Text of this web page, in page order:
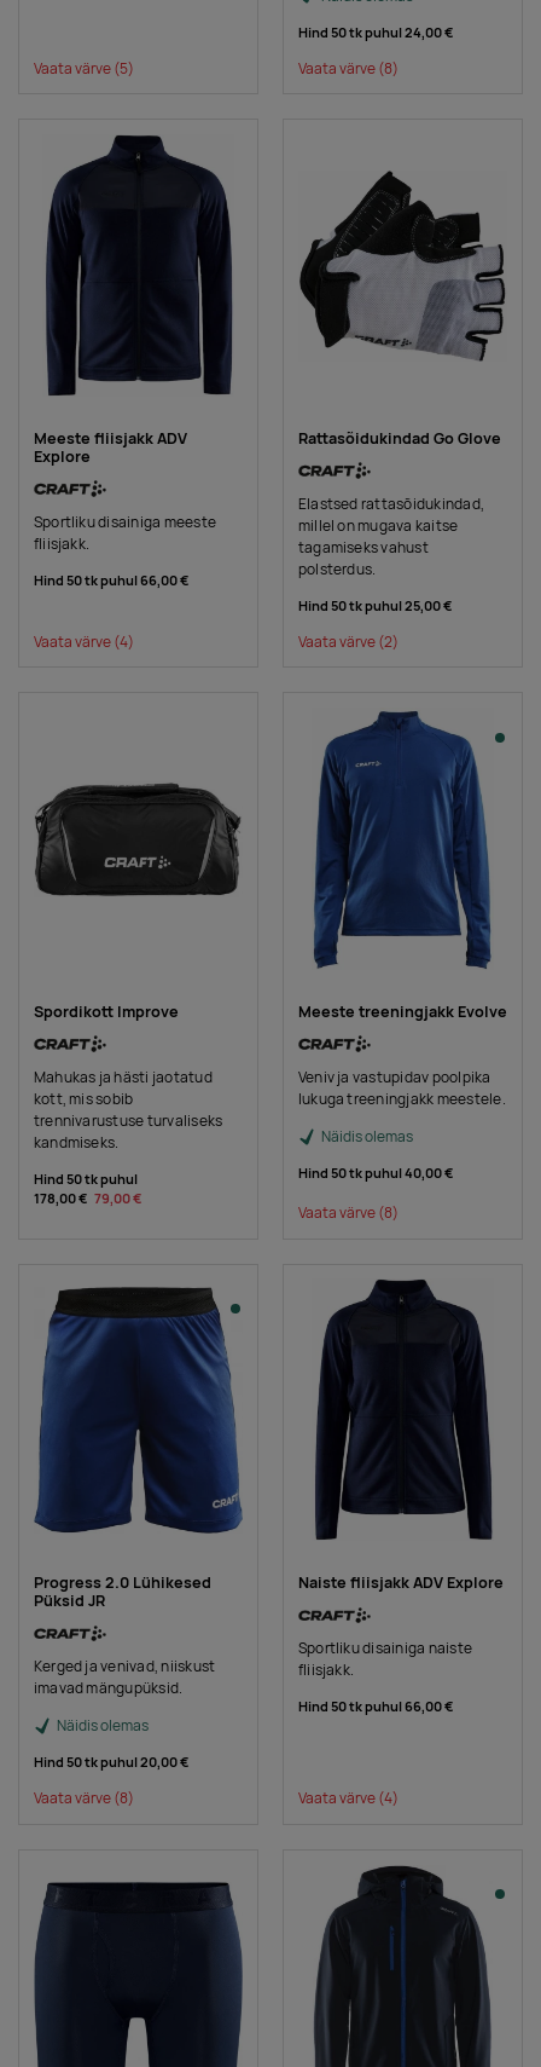
Vaata värve(5)
Hind 50 tk puhul24,00 €
Vaata värve(8)
Meeste fliisjakk ADV
Explore
Sportliku disainiga meeste
fliisjakk.
Hind 50 tk puhul66,00 €
Vaata värve(4)
Rattasõidukindad Go Glove
Elastsed rattasõidukindad,
millel on mugava kaitse
tagamiseks vahust
polsterdus.
Hind 50 tk puhul25,00 €
Vaata värve(2)
Spordikott Improve
Mahukas ja hästi jaotatud
kott, mis sobib
trennivarustuse turvaliseks
kandmiseks.
Hind 50 tk puhul
178,00 € 79,00 €
Meeste treeningjakk Evolve
Veniv ja vastupidav poolpika
lukuga treeningjakk meestele.
Näidis olemas
Hind 50 tk puhul40,00 €
Vaata värve(8)
Progress 2.0 Lühikesed
Püksid JR
Kerged ja venivad, niiskust
imavad mängupüksid.
Näidis olemas
Hind 50 tk puhul20,00 €
Vaata värve(8)
Naiste fliisjakk ADV Explore
Sportliku disainiga naiste
fliisjakk.
Hind 50 tk puhul66,00 €
Vaata värve(4)